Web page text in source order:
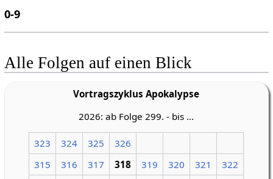
0-9
Alle Folgen auf einen Blick
Vortragszyklus Apokalypse
2026: ab Folge 299. - bis ...
323 324 325
326
315
316 317 318 319 320 321
322